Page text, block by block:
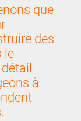
que
des
le
à